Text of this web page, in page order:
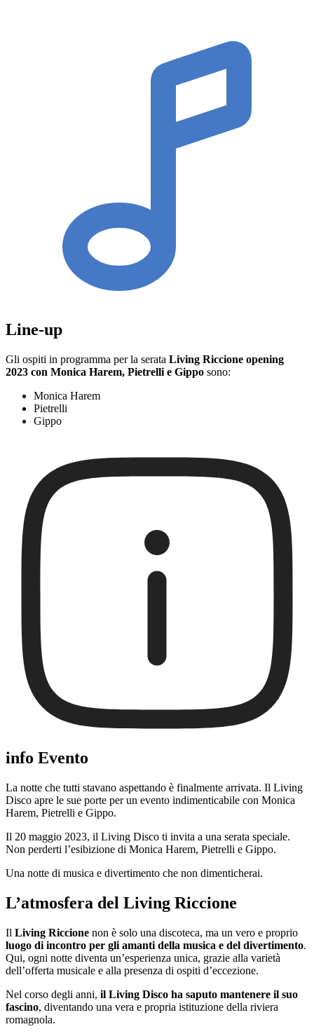
Line-up
Gli ospiti in programma per la serata Living Riccione opening
2023 con Monica Harem, Pietrelli e Gippo sono:
Monica Harem
Pietrelli
Gippo
info Evento
La notte che tutti stavano aspettando è finalmente arrivata. Il Living
Disco apre le sue porte per un evento indimenticabile con Monica
Harem, Pietrelli e Gippo.
Il 20 maggio 2023, il Living Disco ti invita a una serata speciale.
Non perderti l’esibizione di Monica Harem, Pietrelli e Gippo.
Una notte di musica e divertimento che non dimenticherai.
L’atmosfera del Living Riccione
Il Living Riccione non è solo una discoteca, ma un vero e proprio
luogo di incontro per gli amanti della musica e del divertimento.
Qui, ogni notte diventa un’esperienza unica, grazie alla varietà
dell’offerta musicale e alla presenza di ospiti d’eccezione.
Nel corso degli anni, il Living Disco ha saputo mantenere il suo
fascino, diventando una vera e propria istituzione della riviera
romagnola.